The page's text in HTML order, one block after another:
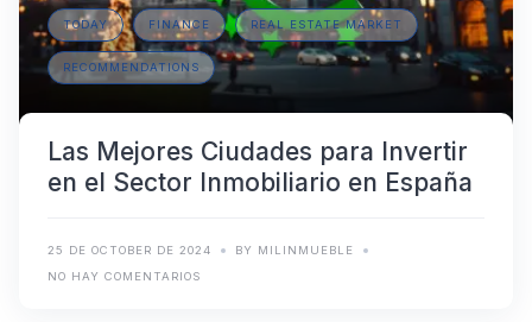
TODAY FINANCE REAL ESTATE MARKET
RECOMMENDATIONS
Las Mejores Ciudades para Invertir
en el Sector Inmobiliario en España
25 DE OCTOBER DE 2024
BY MILINMUEBLE
NO HAY COMENTARIOS